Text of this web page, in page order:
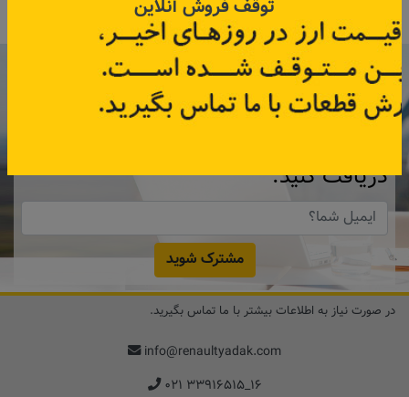
اطلاعات بیشتر اطلاعات بیشتر
با عضویت در خبرنامه رنویدک
همین حالا ۱۵ هزار تومان کد‌تخفیف خرید
دریافت کنید.
مشترک شوید
در صورت نیاز به اطلاعات بیشتر با ما تماس بگیرید.
info@renaultyadak.com
۰۲۱ ۳۳۹۱۶۵۱۵_۱۶
توقف فروش آنلاین